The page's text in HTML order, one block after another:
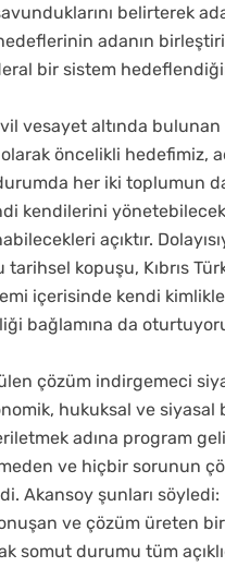
belirterek
adanın
bir sistem
vesayet altında
olarak öncelikli hedefimiz,
her iki toplumun
kendilerini
açıktır.
kopuşu, Kıbrıs
içerisinde kendi
bağlamına da
çözüm indirgemeci
hukuksal ve siyasal
adına program
ve hiçbir sorunun
Akansoy şunları söyledi:
ve çözüm üreten
somut durumu tüm